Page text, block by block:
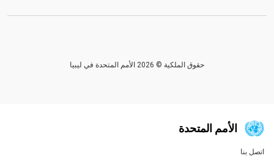
حقوق الملكية © 2026 الأمم المتحدة في ليبيا
الأمم المتحدة
Global U.N. menu
اتصل بنا